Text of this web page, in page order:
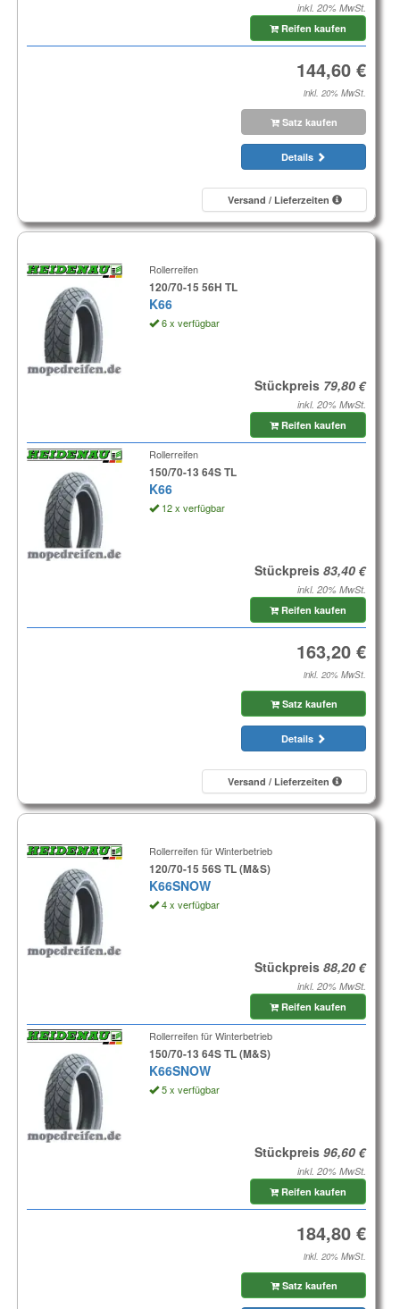
inkl. 20% MwSt.
Reifen kaufen
inkl. 20% MwSt.
Satz kaufen
Details
Versand / Lieferzeiten
Rollerreifen
120/70-15 56H TL
K66
6 x verfügbar
Stückpreis
inkl. 20% MwSt.
Reifen kaufen
Rollerreifen
150/70-13 64S TL
K66
12 x verfügbar
Stückpreis
inkl. 20% MwSt.
Reifen kaufen
inkl. 20% MwSt.
Satz kaufen
Details
Versand / Lieferzeiten
Rollerreifen für Winterbetrieb
120/70-15 56S TL (M&S)
K66SNOW
4 x verfügbar
Stückpreis
inkl. 20% MwSt.
Reifen kaufen
Rollerreifen für Winterbetrieb
150/70-13 64S TL (M&S)
K66SNOW
5 x verfügbar
Stückpreis
inkl. 20% MwSt.
Reifen kaufen
inkl. 20% MwSt.
Satz kaufen